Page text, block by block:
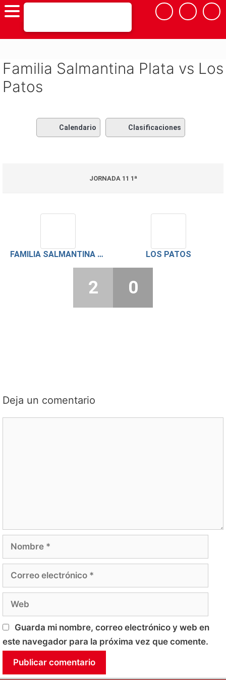
Saltar
al
contenido
Familia Salmantina Plata vs Los
Patos
Calendario Clasificaciones
JORNADA 11 1ª
FAMILIA SALMANTINA PLATA LOS PATOS
2 0
Deja un comentario
electrónico
Guarda mi nombre, correo electrónico y web en
este navegador para la próxima vez que comente.